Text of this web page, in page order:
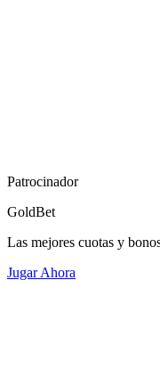
Patrocinador
GoldBet
Las mejores cuotas y
Jugar Ahora